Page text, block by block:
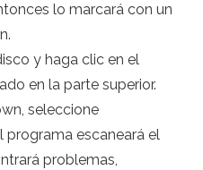
lo marcará con un
y haga clic en el
en la parte superior.
seleccione
programa escaneará el
problemas,